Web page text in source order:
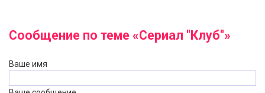
Сообщение по теме «Сериал "Клуб"»
Ваше имя